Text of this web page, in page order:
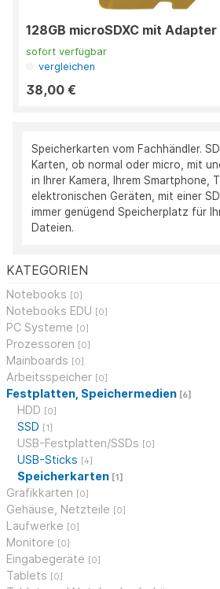
KATEGORIEN
Notebooks [0]
Notebooks EDU [0]
PC Systeme [0]
Prozessoren [0]
Mainboards [0]
Arbeitsspeicher [0]
Festplatten, Speichermedien [6]
HDD [0]
SSD [1]
USB-Festplatten/SSDs [0]
USB-Sticks [4]
Speicherkarten [1]
Grafikkarten [0]
Gehäuse, Netzteile [0]
Laufwerke [0]
Monitore [0]
Eingabegeräte [0]
Tablets [0]
128GB microSDXC mit
sofort verfügbar
vergleichen
38,00 €
Speicherkarten vom Fachhändler.
Karten, ob normal oder micro, mit
in Ihrer Kamera, Ihrem Smartphone,
elektronischen Geräten, mit einer
immer genügend Speicherplatz für
Dateien.